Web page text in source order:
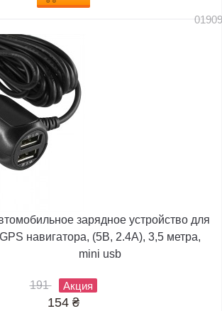
зарядное устройство для
GPS навигатора, (5В, 2.4А), 3,5 метра,
mini usb
191 Акция
154 ₴